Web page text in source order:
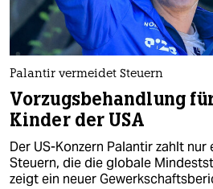
berlin
nord
wahrheit
verlag
verlag
Palantir vermeidet Steuern
Vorzugsbehandlung
Kinder der USA
Der US-Konzern Palantir zahlt nur
Steuern, die die globale
zeigt ein neuer